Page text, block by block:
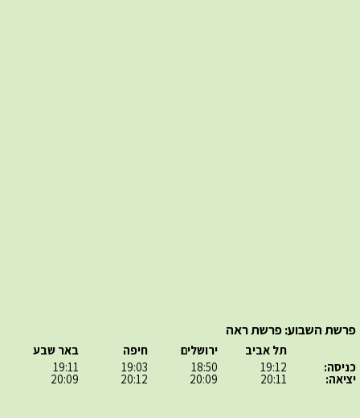
פרשת השבוע: פרשת ראה
כניסה:
יציאה:
תל אביב
19:12
20:11
ירושלים
18:50
20:09
חיפה
19:03
20:12
באר שבע
19:11
20:09